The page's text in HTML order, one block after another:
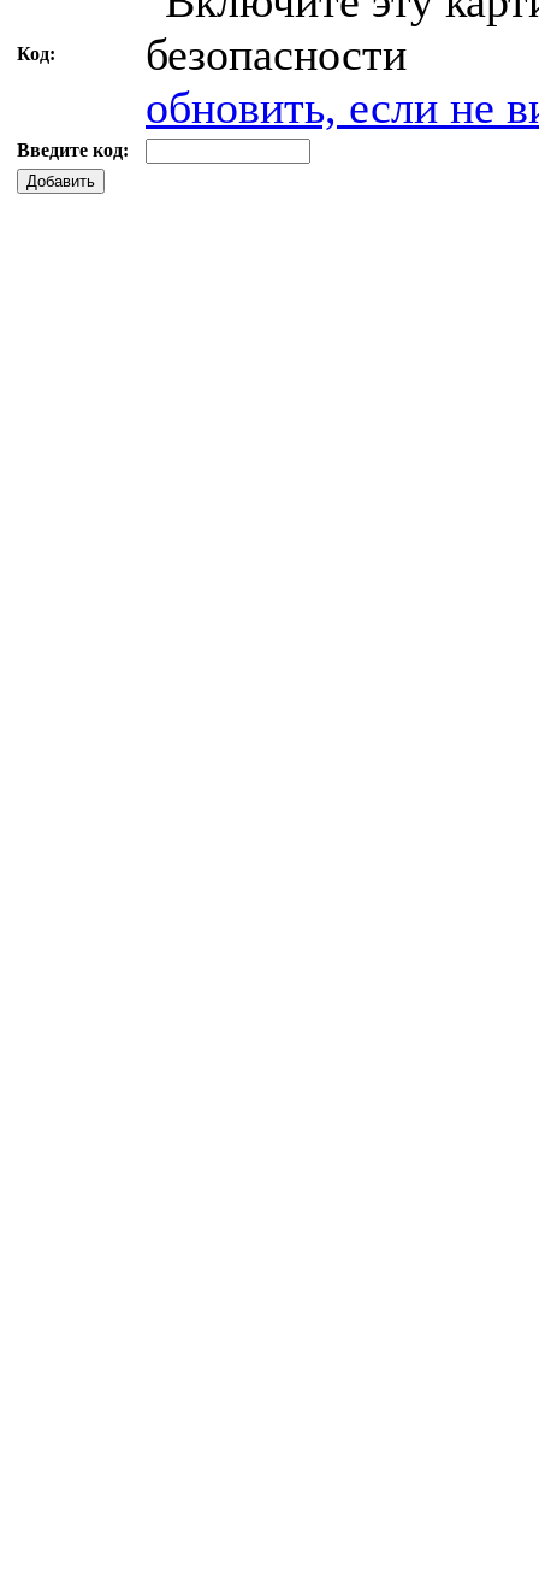
Код:
обновить, если не
Введите код:
Добавить